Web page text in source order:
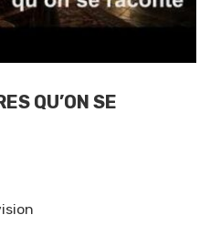
QU’ON SE